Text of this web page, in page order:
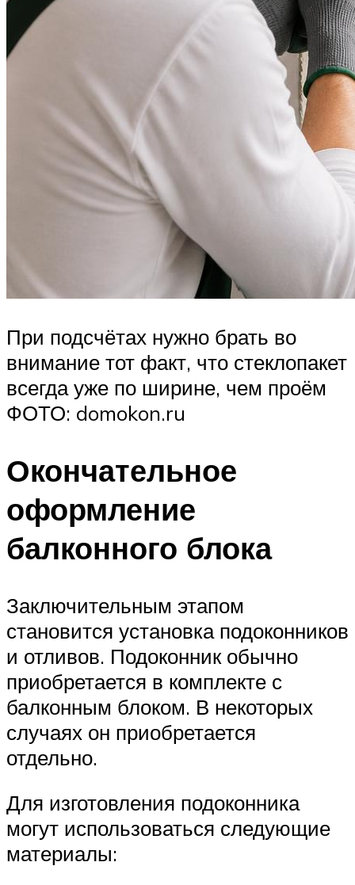
При подсчётах нужно брать во
внимание тот факт, что стеклопакет
всегда уже по ширине, чем проём
ФОТО: domokon.ru
Окончательное
оформление
балконного блока
Заключительным этапом
становится установка подоконников
и отливов. Подоконник обычно
приобретается в комплекте с
балконным блоком. В некоторых
случаях он приобретается
отдельно.
Для изготовления подоконника
могут использоваться следующие
материалы: